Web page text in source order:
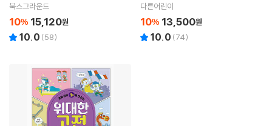
북스그라운드
10% 15,120원
10.0 (58)
다른어린이
10% 13,500원
10.0 (74)